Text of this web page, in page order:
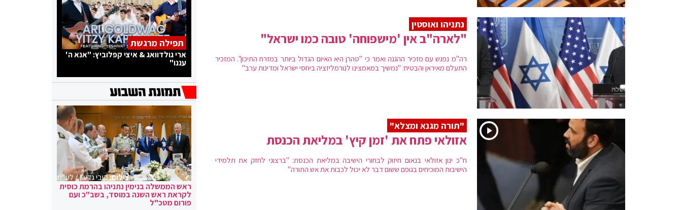
נתניהו ואוסטין
"לארה"ב אין 'מישפוחה' טובה כמו ישראל"
רה"מ נפגש עם מזכיר ההגנה ואמר כי "טהרן היא האיום הגדול ביותר במזרח התיכון". המזכיר
התעלם מאיראן והבטיח: "נמשיך במאמצינו לנורמליזציה ביחסי ישראל ומדינות ערב"
"תורה מגנא ומצלא"
אזולאי פתח את 'זמן קיץ' במליאת הכנסת
ח"כ ינון אזולאי בנאום חיזוק לבחורי הישיבה במליאת הכנסת: "ברצוני לחזק את תלמידי
הישיבות המוכיחים בגופם ששום דבר לא יכול לכבות את אש התורה"
תפילה מרגשת
ארי גולדוואג & איצי קפלוביץ: "אנא ה'
עננו"
צילום:קובי גדעון / לע"מ
ראש הממשלה בנימין נתניהו בהרמת כוסית
לקראת ראש השנה במוסד, בשב"כ ועם
פורום מטכ"ל